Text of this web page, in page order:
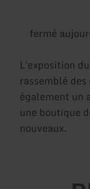
fermé
L'exposition
rassemblé
également un
une boutique
nouveaux.